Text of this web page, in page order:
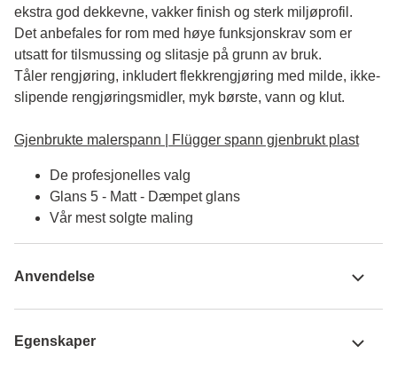
ekstra god dekkevne, vakker finish og sterk miljøprofil.
Det anbefales for rom med høye funksjonskrav som er
utsatt for tilsmussing og slitasje på grunn av bruk.
Tåler rengjøring, inkludert flekkrengjøring med milde, ikke-
slipende rengjøringsmidler, myk børste, vann og klut.
Gjenbrukte malerspann | Flügger spann gjenbrukt plast
De profesjonelles valg
Glans 5 - Matt - Dæmpet glans
Vår mest solgte maling
Anvendelse
Egenskaper